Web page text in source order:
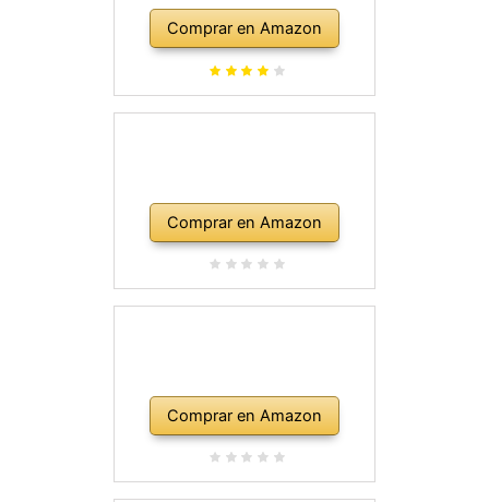
amplificador de 10 vatios, clases,
correa, bolsa de transporte,
púas, golpe, plomo y cuerdas de
Comprar en Amazon
Comprar en Amazon
Comprar en Amazon